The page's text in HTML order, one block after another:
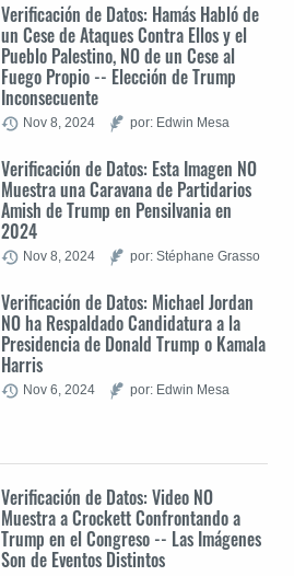
Verificación de Datos: Hamás Habló de
un Cese de Ataques Contra Ellos y el
Pueblo Palestino, NO de un Cese al
Fuego Propio -- Elección de Trump
Inconsecuente
Nov 8, 2024 por: Edwin Mesa
Verificación de Datos: Esta Imagen NO
Muestra una Caravana de Partidarios
Amish de Trump en Pensilvania en
2024
Nov 8, 2024 por: Stéphane Grasso
Verificación de Datos: Michael Jordan
NO ha Respaldado Candidatura a la
Presidencia de Donald Trump o Kamala
Harris
Nov 6, 2024 por: Edwin Mesa
Verificación de Datos: Video NO
Muestra a Crockett Confrontando a
Trump en el Congreso -- Las Imágenes
Son de Eventos Distintos